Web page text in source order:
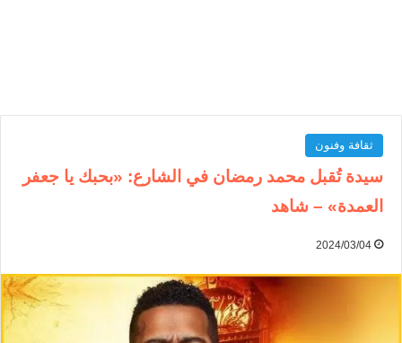
ثقافة وفنون
سيدة تُقبل محمد رمضان في الشارع: «بحبك يا جعفر
العمدة» – شاهد
2024/03/04